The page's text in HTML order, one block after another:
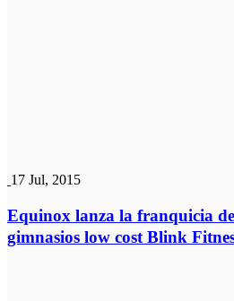
17 Jul, 2015
Equinox lanza la franquicia
gimnasios low cost Blink